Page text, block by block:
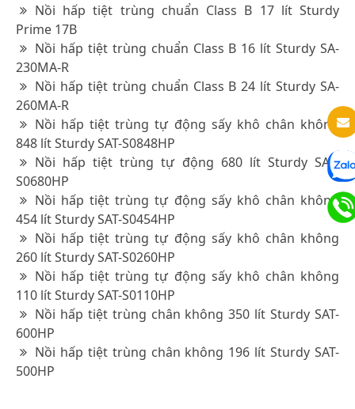
Nồi hấp tiệt trùng chuẩn Class B 17 lít Sturdy
Prime 17B
Nồi hấp tiệt trùng chuẩn Class B 16 lít Sturdy SA-
230MA-R
Nồi hấp tiệt trùng chuẩn Class B 24 lít Sturdy SA-
260MA-R
Nồi hấp tiệt trùng tự động sấy khô chân không
848 lít Sturdy SAT-S0848HP
Nồi hấp tiệt trùng tự động 680 lít Sturdy SAT-
S0680HP
Nồi hấp tiệt trùng tự động sấy khô chân không
454 lít Sturdy SAT-S0454HP
Nồi hấp tiệt trùng tự động sấy khô chân không
260 lít Sturdy SAT-S0260HP
Nồi hấp tiệt trùng tự động sấy khô chân không
110 lít Sturdy SAT-S0110HP
Nồi hấp tiệt trùng chân không 350 lít Sturdy SAT-
600HP
Nồi hấp tiệt trùng chân không 196 lít Sturdy SAT-
500HP